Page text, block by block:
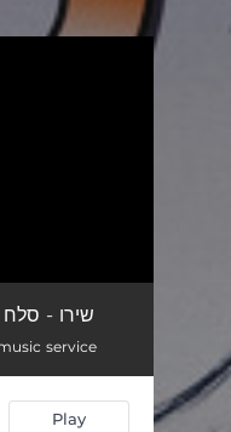
שירו -
service
Play